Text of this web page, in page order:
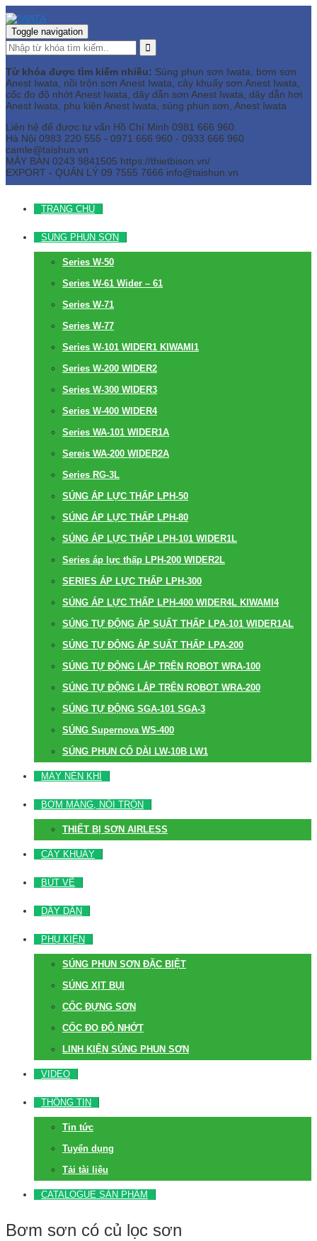
Toggle navigation
Từ khóa được tìm kiếm nhiều: Súng phun sơn Iwata, bơm sơn
Anest Iwata, nồi trộn sơn Anest Iwata, cây khuấy sơn Anest Iwata,
cốc đo độ nhớt Anest Iwata, dây dẫn sơn Anest Iwata, dây dẫn hơi
Anest Iwata, phụ kiện Anest Iwata, súng phun sơn, Anest Iwata
Liên hệ để được tư vấn Hồ Chí Minh 0981 666 960
Hà Nội 0983 220 555 - 0971 666 960 - 0933 666 960
camle@taishun.vn
MÁY BÀN 0243 9841505 https://thietbison.vn/
EXPORT - QUẢN LÝ 09 7555 7666 info@taishun.vn
TRANG CHỦ
SÚNG PHUN SƠN
Series W-50
Series W-61 Wider – 61
Series W-71
Series W-77
Series W-101 WIDER1 KIWAMI1
Series W-200 WIDER2
Series W-300 WIDER3
Series W-400 WIDER4
Series WA-101 WIDER1A
Sereis WA-200 WIDER2A
Series RG-3L
SÚNG ÁP LỰC THẤP LPH-50
SÚNG ÁP LỰC THẤP LPH-80
SÚNG ÁP LỰC THẤP LPH-101 WIDER1L
Series áp lực thấp LPH-200 WIDER2L
SERIES ÁP LỰC THẤP LPH-300
SÚNG ÁP LỰC THẤP LPH-400 WIDER4L KIWAMI4
SÚNG TỰ ĐỘNG ÁP SUẤT THẤP LPA-101 WIDER1AL
SÚNG TỰ ĐỘNG ÁP SUẤT THẤP LPA-200
SÚNG TỰ ĐỘNG LẮP TRÊN ROBOT WRA-100
SÚNG TỰ ĐỘNG LẮP TRÊN ROBOT WRA-200
SÚNG TỰ ĐỘNG SGA-101 SGA-3
SÚNG Supernova WS-400
SÚNG PHUN CỔ DÀI LW-10B LW1
MÁY NÉN KHÍ
BƠM MÀNG, NỒI TRỘN
THIẾT BỊ SƠN AIRLESS
CÂY KHUẤY
BÚT VẼ
DÂY DẪN
PHỤ KIỆN
SÚNG PHUN SƠN ĐẶC BIỆT
SÚNG XỊT BỤI
CỐC ĐỰNG SƠN
CỐC ĐO ĐỘ NHỚT
LINH KIỆN SÚNG PHUN SƠN
VIDEO
THÔNG TIN
Tin tức
Tuyển dụng
Tải tài liệu
CATALOGUE SẢN PHẨM
Bơm sơn có củ lọc sơn